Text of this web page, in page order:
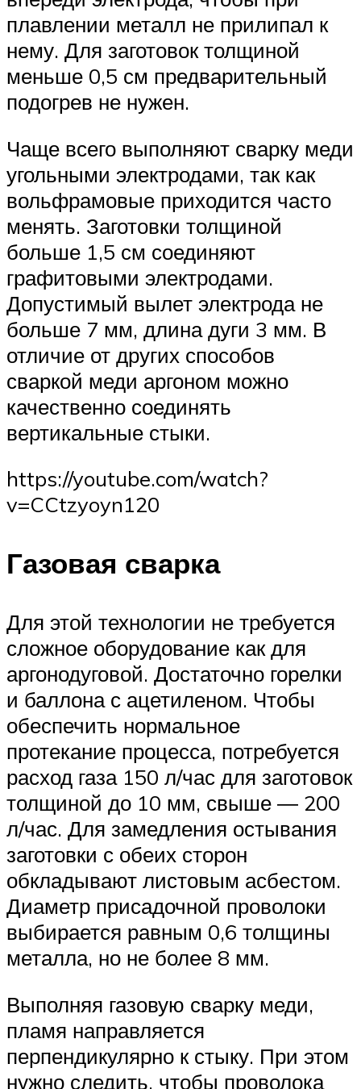
плавлении металл не прилипал к
нему. Для заготовок толщиной
меньше 0,5 см предварительный
подогрев не нужен.
Чаще всего выполняют сварку меди
угольными электродами, так как
вольфрамовые приходится часто
менять. Заготовки толщиной
больше 1,5 см соединяют
графитовыми электродами.
Допустимый вылет электрода не
больше 7 мм, длина дуги 3 мм. В
отличие от других способов
сваркой меди аргоном можно
качественно соединять
вертикальные стыки.
https://youtube.com/watch?
v=CCtzyoyn120
Газовая сварка
Для этой технологии не требуется
сложное оборудование как для
аргонодуговой. Достаточно горелки
и баллона с ацетиленом. Чтобы
обеспечить нормальное
протекание процесса, потребуется
расход газа 150 л/час для заготовок
толщиной до 10 мм, свыше ― 200
л/час. Для замедления остывания
заготовки с обеих сторон
обкладывают листовым асбестом.
Диаметр присадочной проволоки
выбирается равным 0,6 толщины
металла, но не более 8 мм.
Выполняя газовую сварку меди,
пламя направляется
перпендикулярно к стыку. При этом
нужно следить, чтобы проволока